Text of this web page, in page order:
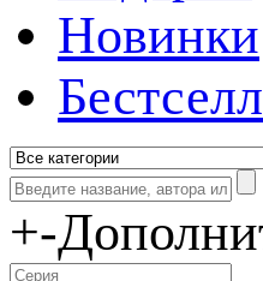
Новинки
+-